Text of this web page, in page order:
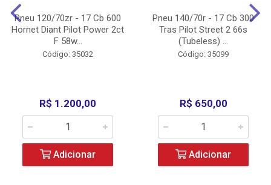
Pneu 120/70zr - 17 Cb 600
Hornet Diant Pilot Power 2ct
F 58w...
Código: 35032
R$ 1.200,00
Adicionar
Pneu 140/70r - 17 Cb 300
Tras Pilot Street 2 66s
(Tubeless) ...
Código: 35099
R$ 650,00
Adicionar